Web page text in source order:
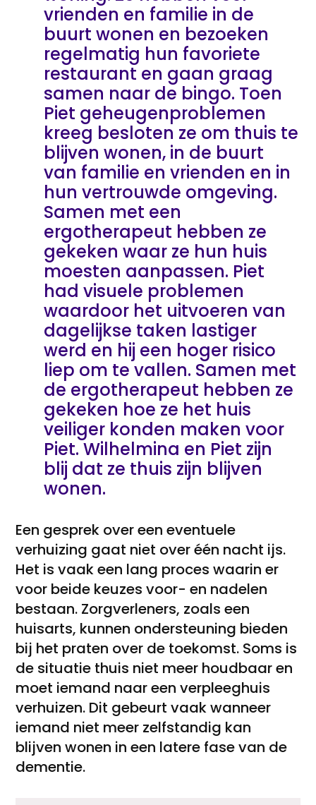
vrienden en familie in de
buurt wonen en bezoeken
regelmatig hun favoriete
restaurant en gaan graag
samen naar de bingo. Toen
Piet geheugenproblemen
kreeg besloten ze om thuis te
blijven wonen, in de buurt
van familie en vrienden en in
hun vertrouwde omgeving.
Samen met een
ergotherapeut hebben ze
gekeken waar ze hun huis
moesten aanpassen. Piet
had visuele problemen
waardoor het uitvoeren van
dagelijkse taken lastiger
werd en hij een hoger risico
liep om te vallen. Samen met
de ergotherapeut hebben ze
gekeken hoe ze het huis
veiliger konden maken voor
Piet. Wilhelmina en Piet zijn
blij dat ze thuis zijn blijven
wonen.
Een gesprek over een eventuele
verhuizing gaat niet over één nacht ijs.
Het is vaak een lang proces waarin er
voor beide keuzes voor- en nadelen
bestaan. Zorgverleners, zoals een
huisarts, kunnen ondersteuning bieden
bij het praten over de toekomst. Soms is
de situatie thuis niet meer houdbaar en
moet iemand naar een verpleeghuis
verhuizen. Dit gebeurt vaak wanneer
iemand niet meer zelfstandig kan
blijven wonen in een latere fase van de
dementie.